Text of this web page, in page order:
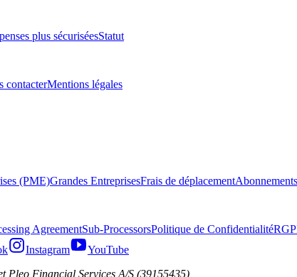
plus sécuriséesStatut
contacterMentions légales
(PME)Grandes EntreprisesFrais de déplacement
AgreementSub-ProcessorsPolitique de Confidentialité
Instagram
YouTube
Pleo Financial Services A/S (39155435)